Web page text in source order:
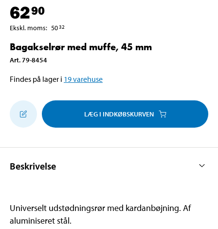
6290
Ekskl. moms: 5032
Bagakselrør med muffe, 45 mm
Art.79-8454
Findes på lager i 19varehuse
LÆG I INDKØBSKURVEN
Beskrivelse
Universelt udstødningsrør med kardanbøjning. Af
aluminiseret stål.